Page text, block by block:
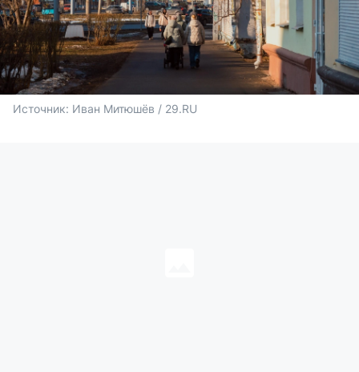
Источник: Иван Митюшёв / 29.RU